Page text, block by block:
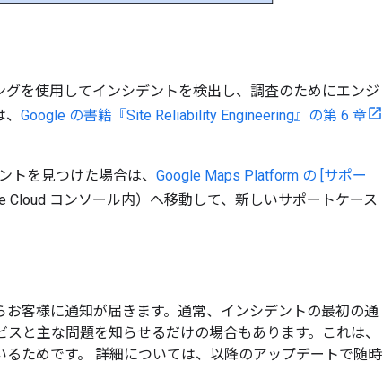
を使用してインシデントを検出し、調査のためにエンジ
Google の書籍『Site Reliability Engineering』の第 6 章
トを見つけた場合は、 Google Maps Platform の [サポー
Cloud コンソール内）へ移動して、新しいサポートケース
客様に通知が届きます。通常、インシデントの最初の通
と主な問題を知らせるだけの場合もあります。これは、
ためです。 詳細については、以降のアップデートで随時